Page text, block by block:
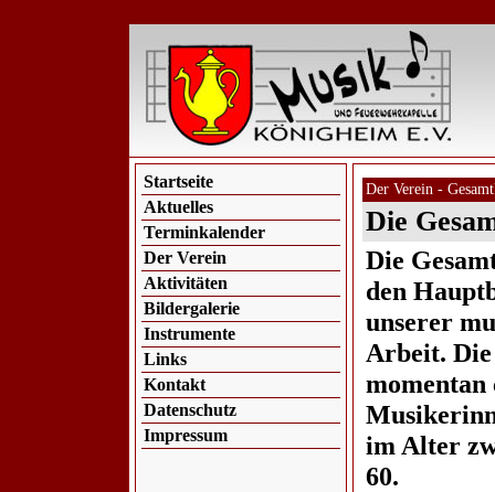
Startseite
Aktuelles
Terminkalender
Der Verein
Aktivitäten
Bildergalerie
Instrumente
Links
Kontakt
Datenschutz
Impressum
Der Verein -
Die
Die
den
unserer
Arbeit.
momentan
im Alter
60.